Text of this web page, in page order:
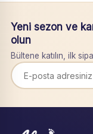
Yeni sezon ve
olun
Bültene katılın, ilk